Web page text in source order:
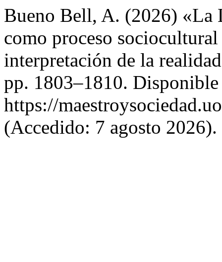
Bueno Bell, A. (2026) «La
como proceso
interpretación de la
pp. 1803–1810. Disponible
https://
(Accedido: 7 agosto 2026).